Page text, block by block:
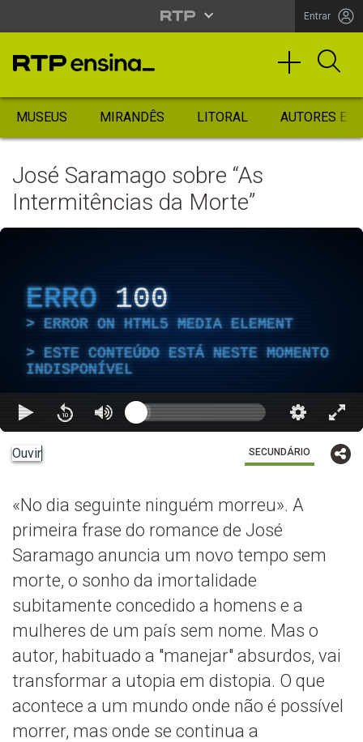
Entrar
MUSEUS MIRANDÊS LITORAL AUTORES
José Saramago sobre “As
Intermitências da Morte”
ERRO 100
ERROR ON HTML5 MEDIA ELEMENT
ESTE CONTEÚDO ESTÁ NESTE MOMENTO
INDISPONÍVEL
Ouvir SECUNDÁRIO
«No dia seguinte ninguém morreu». A
primeira frase do romance de José
Saramago anuncia um novo tempo sem
morte, o sonho da imortalidade
subitamente concedido a homens e a
mulheres de um país sem nome. Mas o
autor, habituado a "manejar" absurdos, vai
transformar a utopia em distopia. O que
acontece a um mundo onde não é possível
morrer, mas onde se continua a